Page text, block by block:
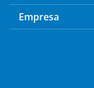
Empresa